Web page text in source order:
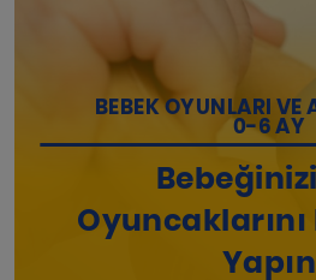
BEBEK OYUNLARI VE
0-6 AY
Yapın